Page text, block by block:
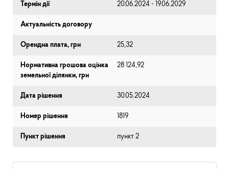
Термін дії 20.06.2024 - 19.06.2029
Актуальність договору
Орендна плата, грн 25,32
Нормативна грошова оцінка
земельної ділянки, грн
28 124,92
Дата рішення 30.05.2024
Номер рішення 1819
Пункт рішення пункт 2